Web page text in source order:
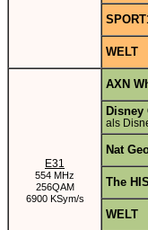
WELT
E31
554 MHz
256QAM
6900 KSym/s
AXN
Disney
als
Nat
The
WELT